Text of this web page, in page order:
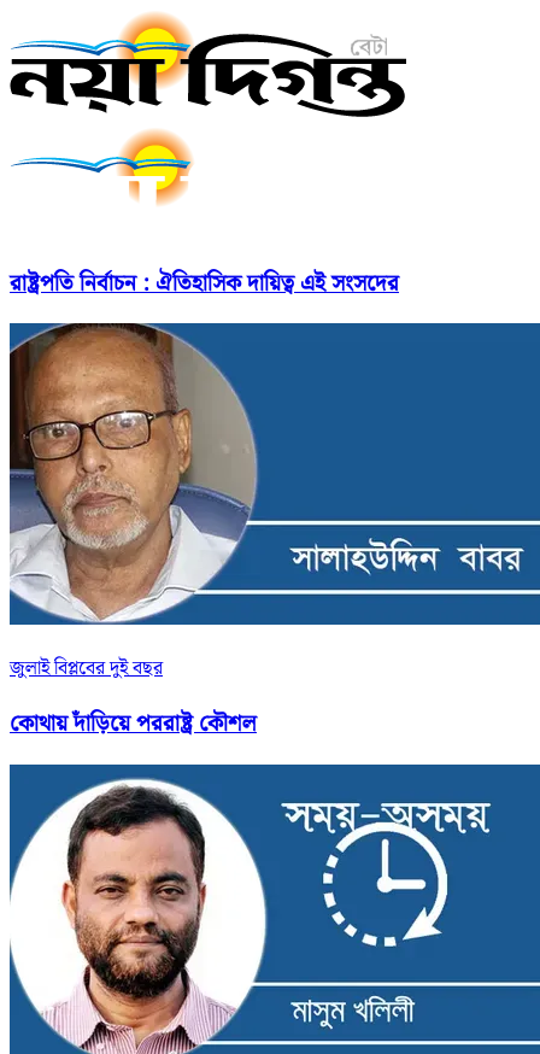
রাষ্ট্রপতি নির্বাচন : ঐতিহাসিক দায়িত্ব এই সংসদের
জুলাই বিপ্লবের দুই বছর
কোথায় দাঁড়িয়ে পররাষ্ট্র কৌশল